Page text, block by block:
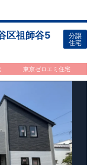
区祖師谷5
分譲
住宅
東京ゼロエミ住宅